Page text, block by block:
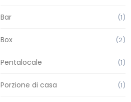
Bar (1)
Box (2)
Pentalocale (1)
Porzione di casa (1)